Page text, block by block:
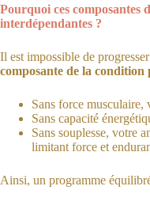
Pourquoi ces composantes
interdépendantes ?
Il est impossible de
composante de la condition
Sans force musculaire,
Sans capacité
Sans souplesse, votre
limitant force et
Ainsi, un programme